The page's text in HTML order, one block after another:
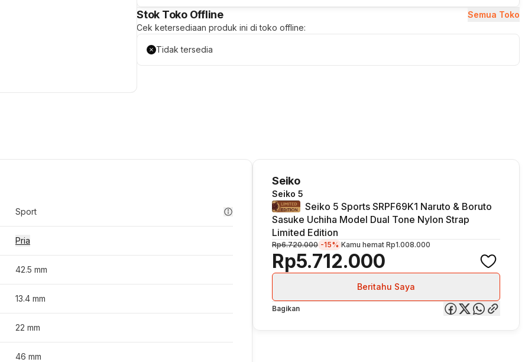
Stok Toko Offline
Semua Toko
Cek ketersediaan produk ini di toko offline:
Tidak tersedia
Sport
Pria
42.5 mm
13.4 mm
22 mm
46 mm
Seiko
Seiko 5
Seiko 5 Sports SRPF69K1 Naruto & Boruto
Sasuke Uchiha Model Dual Tone Nylon Strap
Limited Edition
Rp5.712.000
Rp6.720.000 -15% Kamu hemat Rp1.008.000
Beritahu Saya
Bagikan